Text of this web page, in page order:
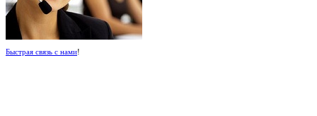
Быстрая связь с нами!